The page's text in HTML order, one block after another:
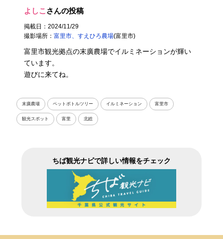
よしこ さんの投稿
掲載日：2024/11/29
撮影場所：富里市、すえひろ農場(富里市)
富里市観光拠点の末廣農場でイルミネーションが輝い
ています。
遊びに来てね。
末廣農場 ペットボトルツリー イルミネーション 富里市
観光スポット 富里 北総
ちば観光ナビで詳しい情報をチェック